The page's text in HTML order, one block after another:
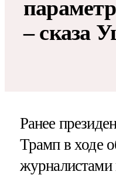
– сказа
Ранее
Трамп в ходе